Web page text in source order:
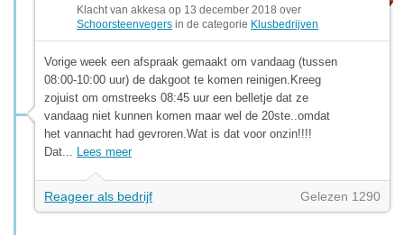
Klacht van akkesa op 13 december 2018 over
Schoorsteenvegers in de categorie Klusbedrijven
Vorige week een afspraak gemaakt om vandaag (tussen
08:00-10:00 uur) de dakgoot te komen reinigen.Kreeg
zojuist om omstreeks 08:45 uur een belletje dat ze
vandaag niet kunnen komen maar wel de 20ste..omdat
het vannacht had gevroren.Wat is dat voor onzin!!!!
Dat... Lees meer
Reageer als bedrijf Gelezen 1290